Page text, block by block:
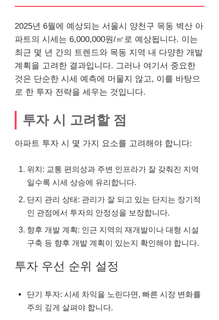
2025년 6월에 예상되는 서울시 양천구 목동 벽산 아
파트의 시세는 6,000,000원/㎡로 예상됩니다. 이는
최근 몇 년 간의 트렌드와 목동 지역 내 다양한 개발
계획을 고려한 결과입니다. 그러나 여기서 중요한
것은 단순한 시세 예측에 머물지 않고, 이를 바탕으
로 한 투자 전략을 세우는 것입니다.
투자 시 고려할 점
아파트 투자 시 몇 가지 요소를 고려해야 합니다:
위치: 교통 편의성과 주변 인프라가 잘 갖춰진 지역
일수록 시세 상승에 유리합니다.
단지 관리 상태: 관리가 잘 되고 있는 단지는 장기적
인 관점에서 투자의 안정성을 보장합니다.
향후 개발 계획: 인근 지역의 재개발이나 대형 시설
구축 등 향후 개발 계획이 있는지 확인해야 합니다.
투자 우선 순위 설정
단기 투자: 시세 차익을 노린다면, 빠른 시장 변화를
주의 깊게 살펴야 합니다.